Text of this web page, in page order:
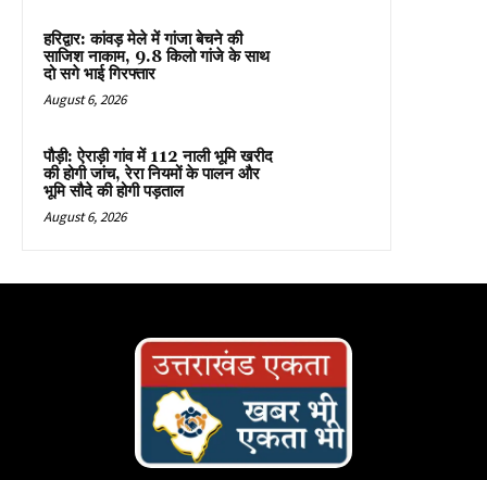
हरिद्वार: कांवड़ मेले में गांजा बेचने की
साजिश नाकाम, 9.8 किलो गांजे के साथ
दो सगे भाई गिरफ्तार
August 6, 2026
पौड़ी: ऐराड़ी गांव में 112 नाली भूमि खरीद
की होगी जांच, रेरा नियमों के पालन और
भूमि सौदे की होगी पड़ताल
August 6, 2026